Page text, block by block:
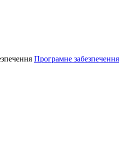
Програмне забезпечення